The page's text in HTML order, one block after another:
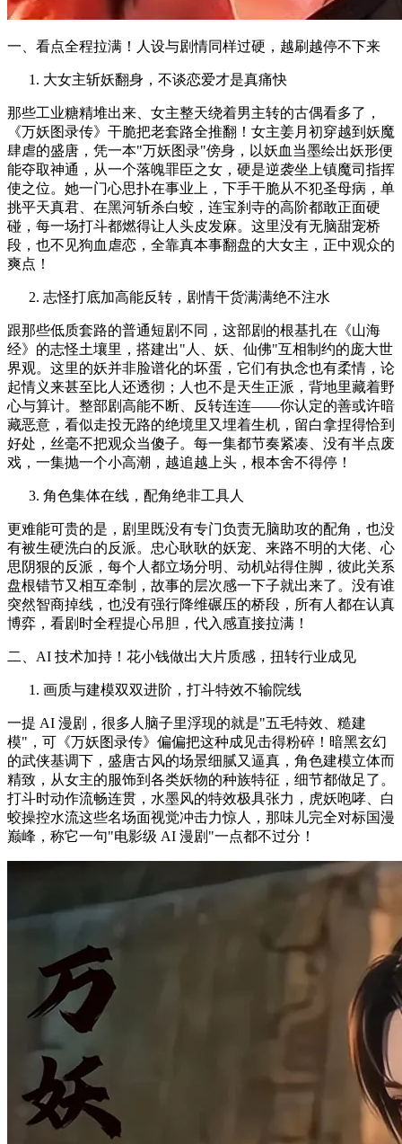
一、看点全程拉满！人设与剧情同样过硬，越刷越停不下来
大女主斩妖翻身，不谈恋爱才是真痛快
那些工业糖精堆出来、女主整天绕着男主转的古偶看多了，
《万妖图录传》干脆把老套路全推翻！女主姜月初穿越到妖魔
肆虐的盛唐，凭一本"万妖图录"傍身，以妖血当墨绘出妖形便
能夺取神通，从一个落魄罪臣之女，硬是逆袭坐上镇魔司指挥
使之位。她一门心思扑在事业上，下手干脆从不犯圣母病，单
挑平天真君、在黑河斩杀白蛟，连宝刹寺的高阶都敢正面硬
碰，每一场打斗都燃得让人头皮发麻。这里没有无脑甜宠桥
段，也不见狗血虐恋，全靠真本事翻盘的大女主，正中观众的
爽点！
志怪打底加高能反转，剧情干货满满绝不注水
跟那些低质套路的普通短剧不同，这部剧的根基扎在《山海
经》的志怪土壤里，搭建出"人、妖、仙佛"互相制约的庞大世
界观。这里的妖并非脸谱化的坏蛋，它们有执念也有柔情，论
起情义来甚至比人还透彻；人也不是天生正派，背地里藏着野
心与算计。整部剧高能不断、反转连连——你认定的善或许暗
藏恶意，看似走投无路的绝境里又埋着生机，留白拿捏得恰到
好处，丝毫不把观众当傻子。每一集都节奏紧凑、没有半点废
戏，一集抛一个小高潮，越追越上头，根本舍不得停！
角色集体在线，配角绝非工具人
更难能可贵的是，剧里既没有专门负责无脑助攻的配角，也没
有被生硬洗白的反派。忠心耿耿的妖宠、来路不明的大佬、心
思阴狠的反派，每个人都立场分明、动机站得住脚，彼此关系
盘根错节又相互牵制，故事的层次感一下子就出来了。没有谁
突然智商掉线，也没有强行降维碾压的桥段，所有人都在认真
博弈，看剧时全程提心吊胆，代入感直接拉满！
二、AI 技术加持！花小钱做出大片质感，扭转行业成见
画质与建模双双进阶，打斗特效不输院线
一提 AI 漫剧，很多人脑子里浮现的就是"五毛特效、糙建
模"，可《万妖图录传》偏偏把这种成见击得粉碎！暗黑玄幻
的武侠基调下，盛唐古风的场景细腻又逼真，角色建模立体而
精致，从女主的服饰到各类妖物的种族特征，细节都做足了。
打斗时动作流畅连贯，水墨风的特效极具张力，虎妖咆哮、白
蛟操控水流这些名场面视觉冲击力惊人，那味儿完全对标国漫
巅峰，称它一句"电影级 AI 漫剧"一点都不过分！